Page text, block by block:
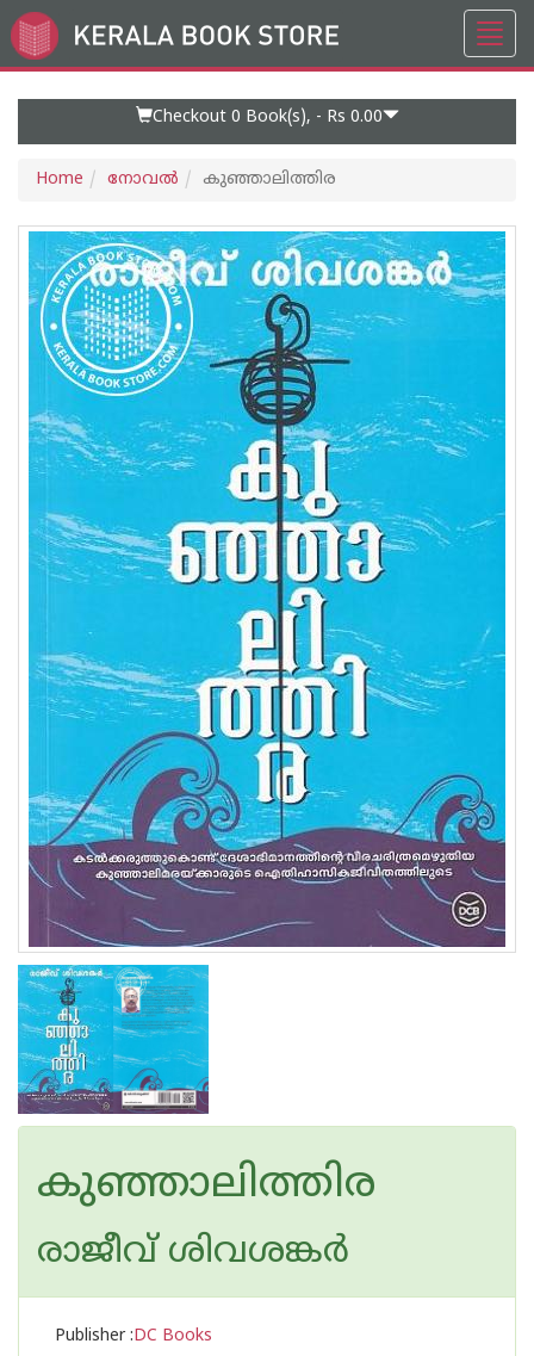
Go
to
Checkout 0 Book(s), - Rs 0.00
Home നോവല്‍ കുഞ്ഞാലിത്തിര
കുഞ്ഞാലിത്തിര
രാജീവ് ശിവശങ്കര്‍
Publisher :DC Books